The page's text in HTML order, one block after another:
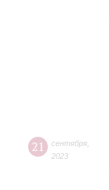
21 сентября
2023